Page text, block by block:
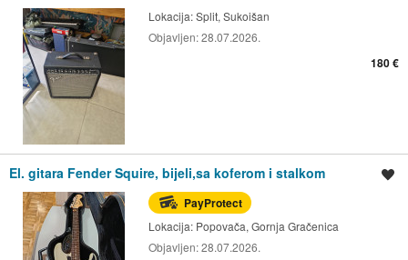
Lokacija:Split, Sukoišan
Objavljen:28.07.2026.
180 €
El. gitara Fender Squire, bijeli,sa koferom i stalkom
PayProtect
Lokacija: Popovača, Gornja Gračenica
Objavljen:28.07.2026.